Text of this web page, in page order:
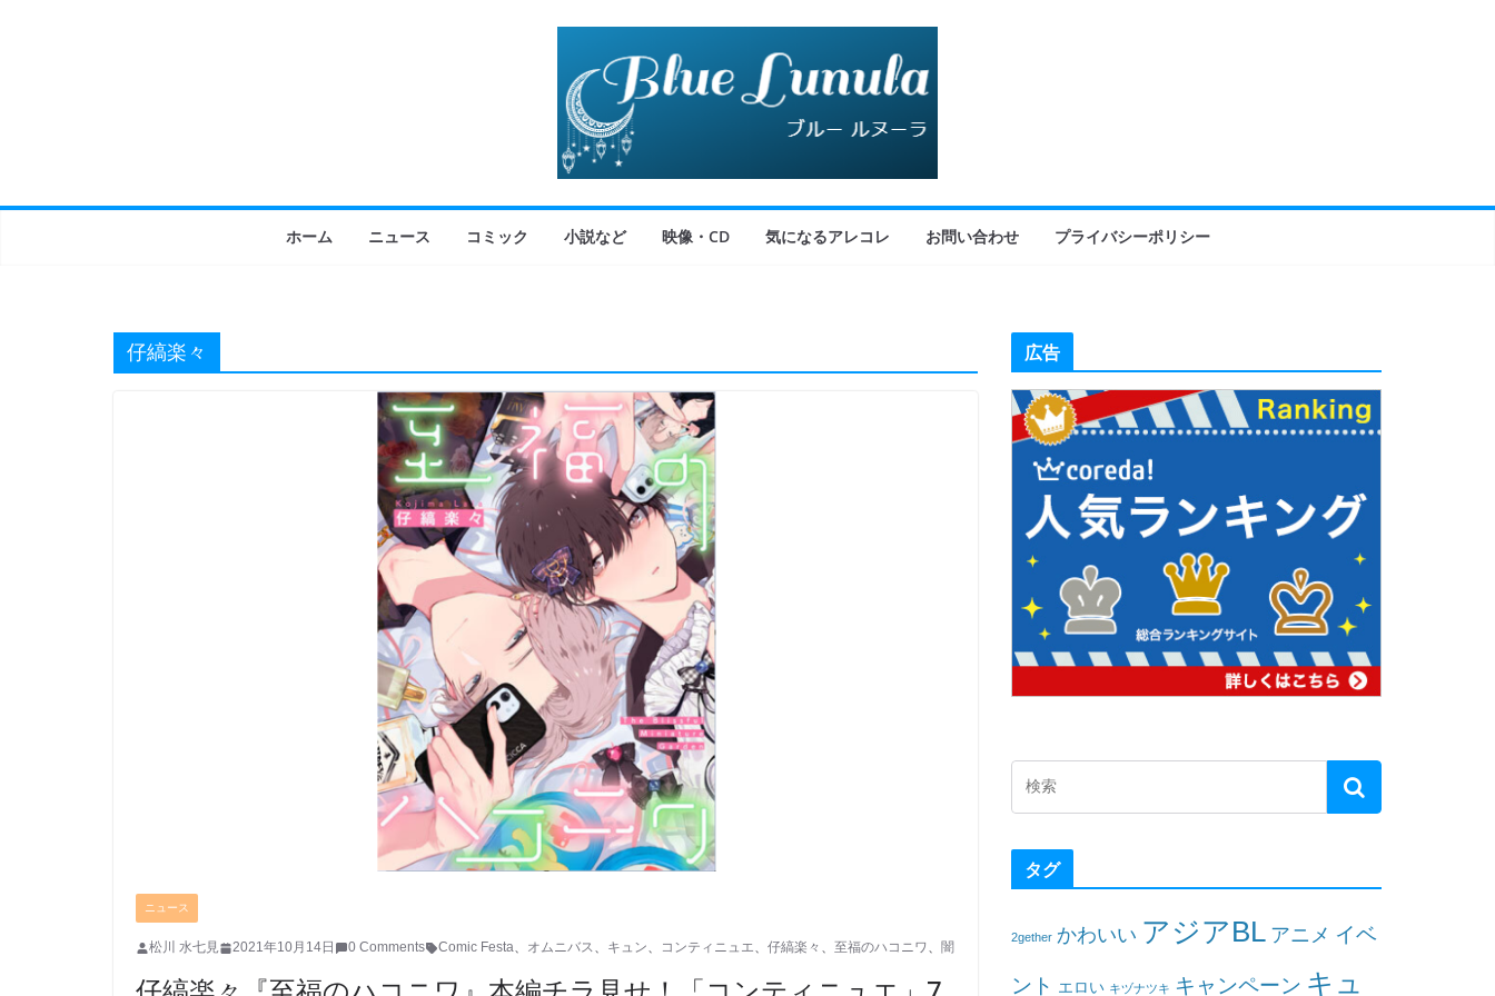
ホーム ニュース コミック 小説など 映像・CD 気になるアレコレ お問い合わせ プライバシーポリシー
仔縞楽々
ニュース
松川 水七見 2021年10月14日 0 Comments Comic Festa、 オムニバス、 キュン、 コンティニュエ、 仔縞楽々 、 至福のハコニワ、 闇
広告
タグ
2gether かわいい アジアBL アニメ イベ
ント エロい キヅナツキ キャンペーン キュ